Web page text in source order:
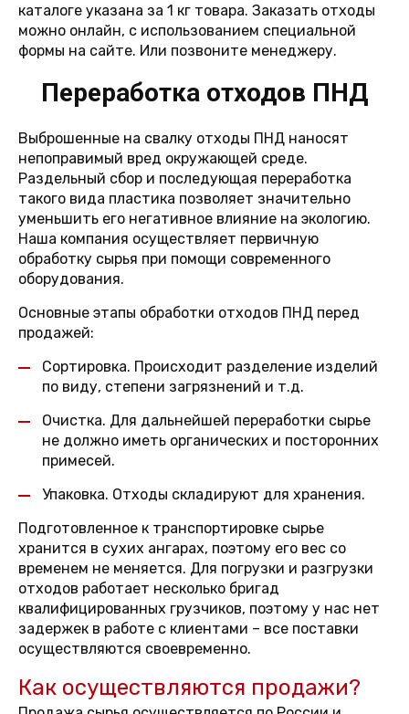
каталоге указана за 1 кг товара. Заказать отходы
можно онлайн, с использованием специальной
формы на сайте. Или позвоните менеджеру.
Переработка отходов ПНД
Выброшенные на свалку отходы ПНД наносят
непоправимый вред окружающей среде.
Раздельный сбор и последующая переработка
такого вида пластика позволяет значительно
уменьшить его негативное влияние на экологию.
Наша компания осуществляет первичную
обработку сырья при помощи современного
оборудования.
Основные этапы обработки отходов ПНД перед
продажей:
Сортировка. Происходит разделение изделий
по виду, степени загрязнений и т.д.
Очистка. Для дальнейшей переработки сырье
не должно иметь органических и посторонних
примесей.
Упаковка. Отходы складируют для хранения.
Подготовленное к транспортировке сырье
хранится в сухих ангарах, поэтому его вес со
временем не меняется. Для погрузки и разгрузки
отходов работает несколько бригад
квалифицированных грузчиков, поэтому у нас нет
задержек в работе с клиентами – все поставки
осуществляются своевременно.
Как осуществляются продажи?